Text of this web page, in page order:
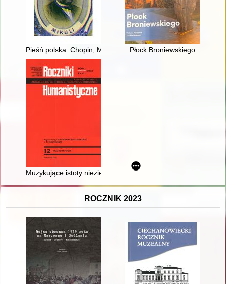
Pieśń polska. Chopin, Moniuszko, Karłowicz, Szymanowski.
Płock Broniewskiego
Muzykujące istoty nieziemskie : kulturowe przemiany
ROCZNIK 2023